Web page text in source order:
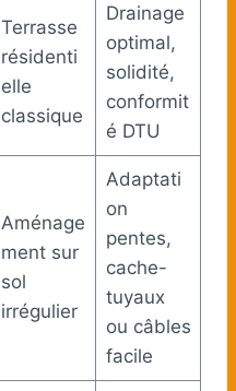
Terrasse
résidenti
elle
classique
Drainage
optimal,
solidité,
conformit
é DTU
Aménage
ment sur
sol
irrégulier
Adaptati
on
pentes,
cache-
tuyaux
ou câbles
facile